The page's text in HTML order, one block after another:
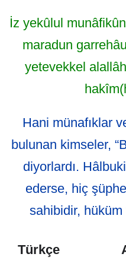
İz yekûlul
maradun
yetevekkel
Hani münafıklar
bulunan kimseler,
diyorlardı.
ederse, hiç
sahibidir,
Türkçe